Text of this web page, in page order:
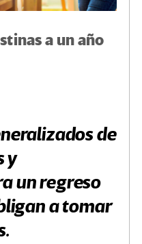
a un año
de
y
un regreso
a tomar